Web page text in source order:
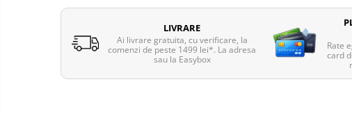
Telefoane mobile HUAWEI
Telefoane mobile iHunt
Telefoane mobile Xiaomi
Telefoane mobile AGM
LIVRARE
Ai livrare gratuita, cu verificare, la
comenzi de peste 1499 lei*. La adresa
sau la Easybox
Rate
card